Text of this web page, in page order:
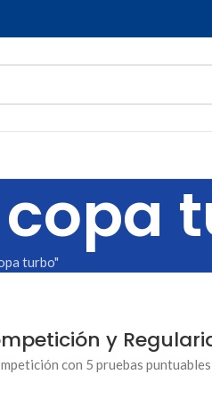
turbo"
y
con 5 pruebas